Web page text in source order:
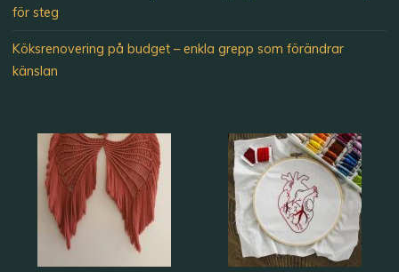
för steg
Köksrenovering på budget – enkla grepp som förändrar
känslan